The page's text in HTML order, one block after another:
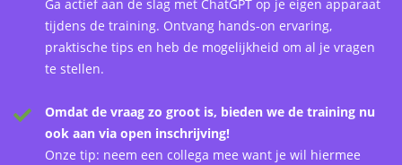
Ga actief aan de slag met ChatGPT op je eigen apparaat
tijdens de training. Ontvang hands-on ervaring,
praktische tips en heb de mogelijkheid om al je vragen
te stellen.
Omdat de vraag zo groot is, bieden we de training nu
ook aan via open inschrijving!
Onze tip: neem een collega mee want je wil hiermee